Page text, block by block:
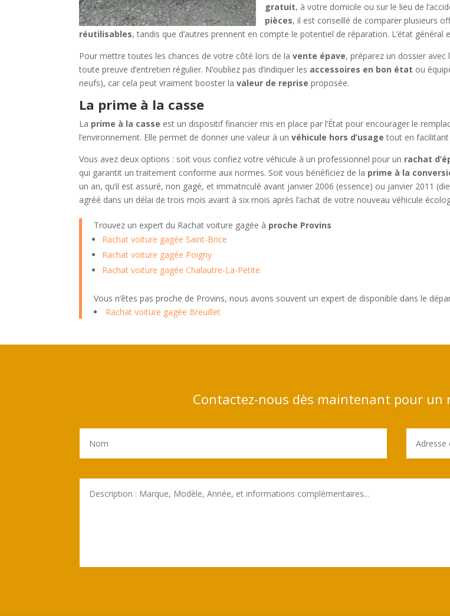
gratuit, à votre domicile ou sur le lieu de
pièces, il est conseillé de comparer plusieurs
réutilisables, tandis que d’autres prennent en compte le potentiel de réparation. L’état
Pour mettre toutes les chances de votre côté lors de lavente épave, préparez un dossier
toute preuve d’entretien régulier. N’oubliez pas d’indiquer les accessoires en bon état ou
neufs), car cela peut vraiment booster lavaleur de reprise proposée.
La prime à la casse
La prime à la casse est un dispositif financier mis en place par l’État pour encourager le
l’environnement. Elle permet de donner une valeur à unvéhicule hors d’usage tout en facilitant
Vous avez deux options : soit vous confiez votre véhicule à un professionnel pour un rachat
qui garantit un traitement conforme aux normes. Soit vous bénéficiez de la prime à la
un an, qu’il est assuré, non gagé, et immatriculé avant janvier 2006 (essence) ou janvier 2011
agréé dans un délai de trois mois avant à six mois après l’achat de votre nouveau véhicule
Trouvez un expert du Rachat voiture gagée à proche Provins
Rachat voiture gagée Saint-Brice
Rachat voiture gagée Poigny
Rachat voiture gagée Chalautre-La-Petite
Vous n’êtes pas proche de Provins, nous avons souvent un expert de disponible dans le
Rachat voiture gagée Breuillet
Contactez-nous dès maintenant pour un